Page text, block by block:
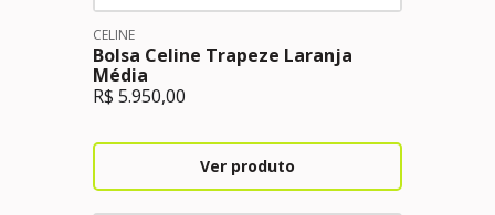
CELINE
Bolsa Celine Trapeze Laranja
Média
R$ 5.950,00
Ver produto